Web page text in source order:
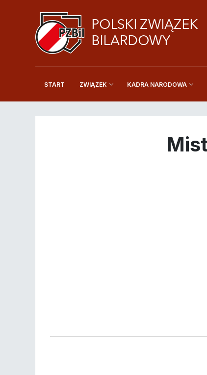
START ZWIĄZEK KADRA NARODOWA